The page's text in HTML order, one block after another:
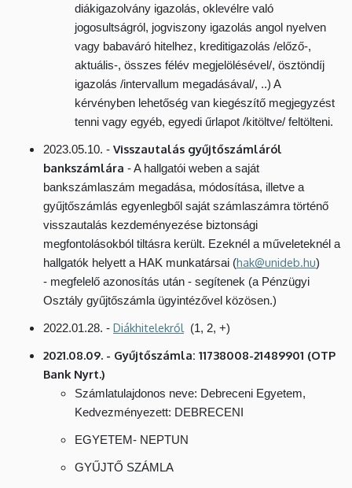
diákigazolvány igazolás, oklevélre való
jogosultságról, jogviszony igazolás angol nyelven
vagy babaváró hitelhez, kreditigazolás /előző-,
aktuális-, összes félév megjelölésével/, ösztöndíj
igazolás /intervallum megadásával/, ..) A
kérvényben lehetőség van kiegészítő megjegyzést
tenni vagy egyéb, egyedi űrlapot /kitöltve/ feltölteni.
2023.05.10. - Visszautalás gyűjtőszámláról
bankszámlára - A hallgatói weben a saját
bankszámlaszám megadása, módosítása, illetve a
gyűjtőszámlás egyenlegből saját számlaszámra történő
visszautalás kezdeményezése biztonsági
megfontolásokból tiltásra került. Ezeknél a műveleteknél a
hallgatók helyett a HAK munkatársai (hak@unideb.hu)
- megfelelő azonosítás után - segítenek (a Pénzügyi
Osztály gyűjtőszámla ügyintézővel közösen.)
2022.01.28. - Diákhitelekről (1, 2, +)
2021.08.09. - Gyűjtőszámla: 11738008-21489901 (OTP
Bank Nyrt.)
Számlatulajdonos neve: Debreceni Egyetem,
Kedvezményezett: DEBRECENI
EGYETEM- NEPTUN
GYŰJTŐ SZÁMLA